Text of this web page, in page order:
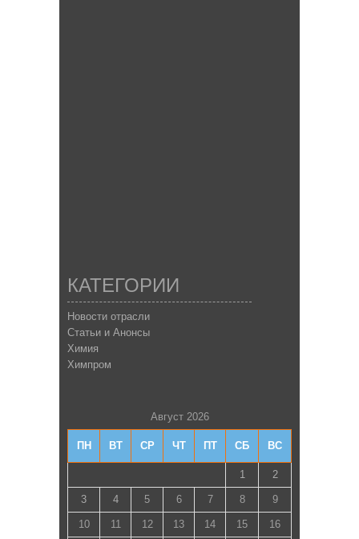
КАТЕГОРИИ
Новости отрасли
Статьи и Анонсы
Химия
Химпром
Август 2026
ПН ВТ СР ЧТ ПТ СБ ВС
1 2
3 4 5 6 7 8 9
10 11 12 13 14 15 16